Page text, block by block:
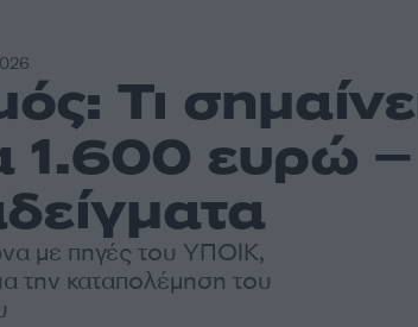
Τι
1.600 ευρώ –
με πηγές του ΥΠΟΙΚ,
την καταπολέμηση του